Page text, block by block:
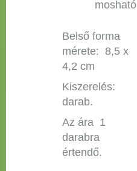
mosható
Belső forma
mérete: 8,5 x
4,2 cm
Kiszerelés:
darab.
Az ára 1
darabra
értendő.